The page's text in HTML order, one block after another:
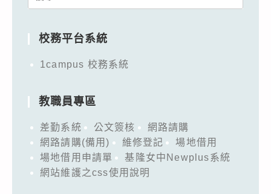
校務平台系統
1campus 校務系統
教職員專區
差勤系統 公文簽核
網路請購
網路請購(備用)
維修登記
場地借用
場地借用申請單
基隆女中Newplus系統
網站維護之css使用說明